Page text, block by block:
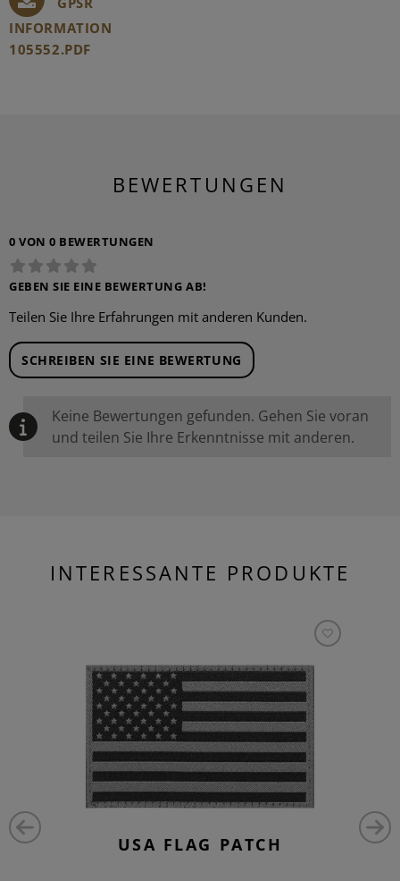
INFORMATION
105552.PDF
BEWERTUNGEN
0 VON 0 BEWERTUNGEN
GEBEN SIE EINE BEWERTUNG AB!
Teilen Sie Ihre Erfahrungen mit anderen Kunden.
SCHREIBEN SIE EINE BEWERTUNG
Keine Bewertungen gefunden. Gehen Sie voran
und teilen Sie Ihre Erkenntnisse mit anderen.
INTERESSANTE PRODUKTE
USA FLAG PATCH